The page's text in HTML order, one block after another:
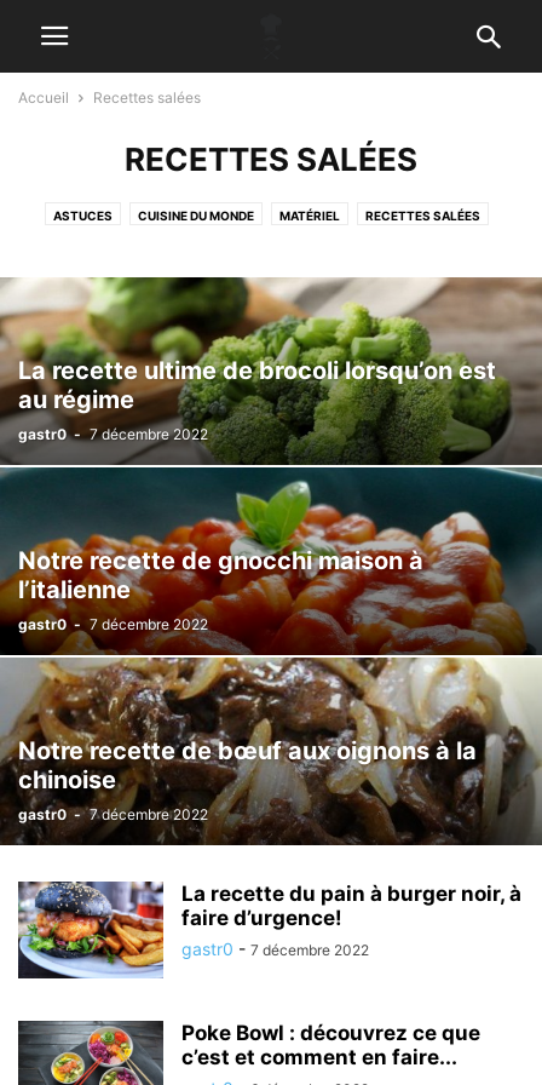
Accueil Recettes salées
RECETTES SALÉES
ASTUCES CUISINE DU MONDE MATÉRIEL RECETTES SALÉES
La recette ultime de brocoli lorsqu’on est
au régime
gastr0 - 7 décembre 2022
Notre recette de gnocchi maison à
l’italienne
gastr0 - 7 décembre 2022
Notre recette de bœuf aux oignons à la
chinoise
gastr0 - 7 décembre 2022
La recette du pain à burger noir, à
faire d’urgence!
gastr0 - 7 décembre 2022
Poke Bowl : découvrez ce que
c’est et comment en faire...